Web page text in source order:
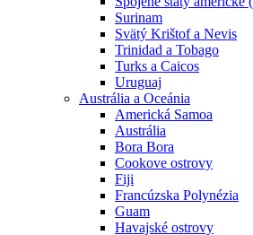
Surinam
Svätý Krištof a Nevis
Trinidad a Tobago
Turks a Caicos
Uruguaj
Austrália a Oceánia
Americká Samoa
Austrália
Bora Bora
Cookove ostrovy
Fiji
Francúzska Polynézia
Guam
Havajské ostrovy